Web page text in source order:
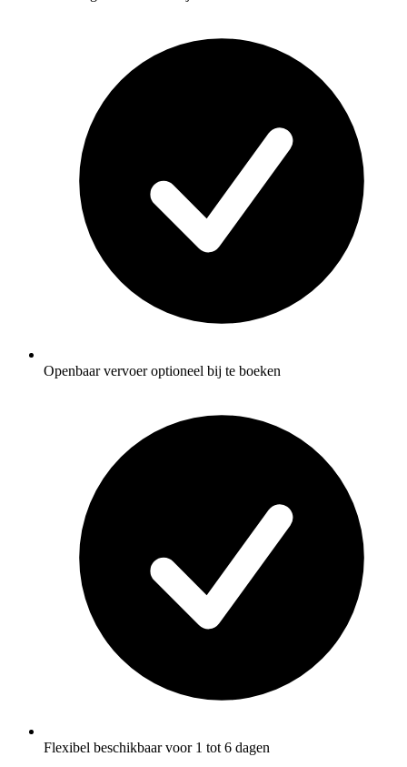
Openbaar vervoer optioneel bij te boeken
Flexibel beschikbaar voor 1 tot 6 dagen